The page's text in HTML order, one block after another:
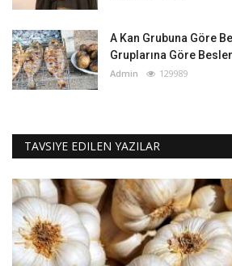
A Kan Grubuna Göre
Gruplarına Göre
Admin 129989
TAVSIYE EDILEN YAZILAR